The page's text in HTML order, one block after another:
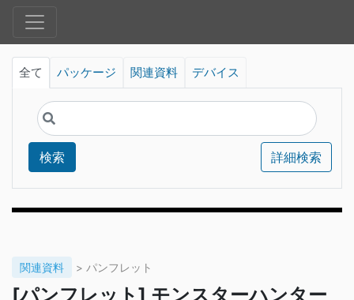
全て パッケージ 関連資料 デバイス
検索 詳細検索
関連資料 > パンフレット
[パンフレット] モンスターハンター